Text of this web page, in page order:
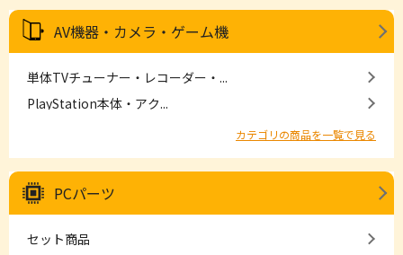
AV機器・カメラ・ゲーム機
単体TVチューナー・レコーダー・...
PlayStation本体・アク...
カテゴリの商品を一覧で見る
PCパーツ
セット商品